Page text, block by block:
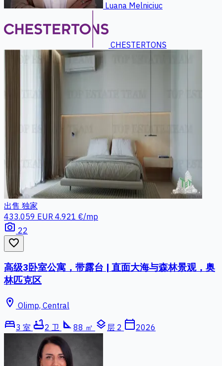
Luana Melniciuc
CHESTERTONS
出售 独家
433.059 EUR 4.921 €/mp
photo_camera 22
favorite_border
高级3卧室公寓，带露台 | 直面大海与森林景观，奥
林匹克区
location_on Olimp, Central
bed3 室 bathtub2 卫 square_foot 88 ㎡ layers 层 2 calendar_today2026